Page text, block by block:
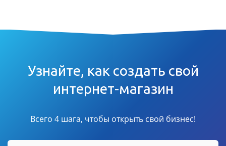
Узнайте, как создать свой
интернет-магазин
Всего 4 шага, чтобы открыть свой бизнес!